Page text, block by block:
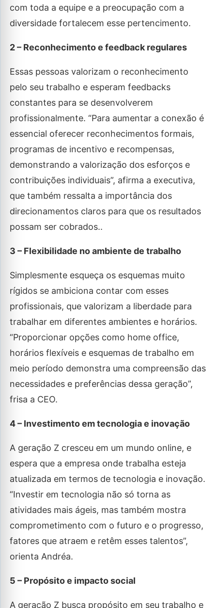
com toda a equipe e a preocupação com a
diversidade fortalecem esse pertencimento.
2 – Reconhecimento e feedback regulares
Essas pessoas valorizam o reconhecimento
pelo seu trabalho e esperam feedbacks
constantes para se desenvolverem
profissionalmente. “Para aumentar a conexão é
essencial oferecer reconhecimentos formais,
programas de incentivo e recompensas,
demonstrando a valorização dos esforços e
contribuições individuais”, afirma a executiva,
que também ressalta a importância dos
direcionamentos claros para que os resultados
possam ser cobrados..
3 – Flexibilidade no ambiente de trabalho
Simplesmente esqueça os esquemas muito
rígidos se ambiciona contar com esses
profissionais, que valorizam a liberdade para
trabalhar em diferentes ambientes e horários.
“Proporcionar opções como home office,
horários flexíveis e esquemas de trabalho em
meio período demonstra uma compreensão das
necessidades e preferências dessa geração”,
frisa a CEO.
4 – Investimento em tecnologia e inovação
A geração Z cresceu em um mundo online, e
espera que a empresa onde trabalha esteja
atualizada em termos de tecnologia e inovação.
“Investir em tecnologia não só torna as
atividades mais ágeis, mas também mostra
comprometimento com o futuro e o progresso,
fatores que atraem e retêm esses talentos”,
orienta Andréa.
5 – Propósito e impacto social
A geração Z busca propósito em seu trabalho e